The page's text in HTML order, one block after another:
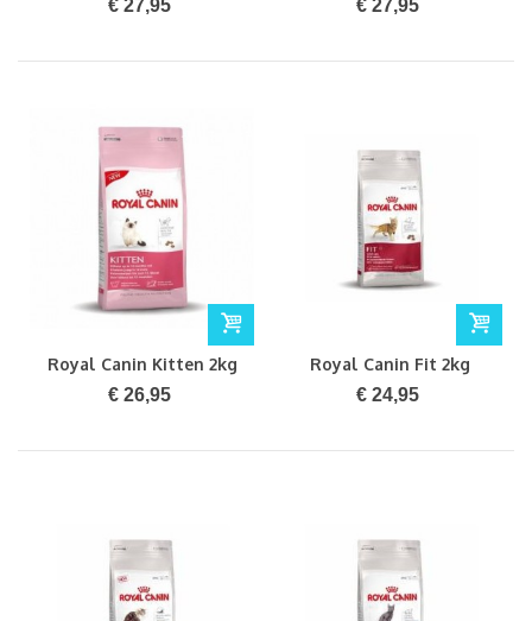
€ 27,95 € 27,95
Royal Canin Kitten 2kg
€ 26,95
Royal Canin Fit 2kg
€ 24,95